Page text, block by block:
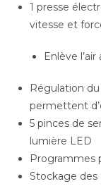
1 presse
vitesse et
Enlève
Régulation
permettent
5 pinces de
lumière LED
Programmes
Stockage des